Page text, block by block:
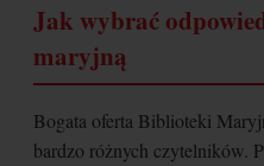
Jak wybrać
maryjną
Bogata oferta Biblioteki
bardzo różnych czytelników.